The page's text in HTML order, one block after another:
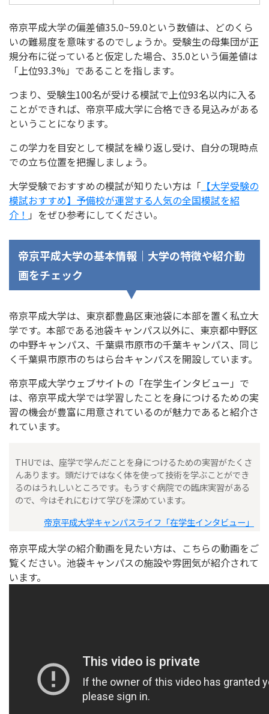
帝京平成大学の偏差値35.0~59.0という数値は、どのくら
いの難易度を意味するのでしょうか。受験生の母集団が正
規分布に従っていると仮定した場合、35.0という偏差値は
「上位93.3%」であることを指します。
つまり、受験生100名が受ける模試で上位93名以内に入る
ことができれば、帝京平成大学に合格できる見込みがある
ということになります。
この学力を目安として模試を繰り返し受け、自分の現時点
での立ち位置を把握しましょう。
大学受験でおすすめの模試が知りたい方は「 【大学受験の
模試おすすめ】予備校が運営する人気の全国模試を紹
介！ 」をぜひ参考にしてください。
帝京平成大学の基本情報｜大学の特徴や紹介動
画をチェック
帝京平成大学は、東京都豊島区東池袋に本部を置く私立大
学です。本部である池袋キャンパス以外に、東京都中野区
の中野キャンパス、千葉県市原市の千葉キャンパス、同じ
く千葉県市原市のちはら台キャンパスを開設しています。
帝京平成大学ウェブサイトの「在学生インタビュー」で
は、帝京平成大学では学習したことを身につけるための実
習の機会が豊富に用意されているのが魅力であると紹介さ
れています。
THUでは、座学で学んだことを身につけるための実習がたくさ
んあります。頭だけではなく体を使って技術を学ぶことができ
るのはうれしいところです。もうすぐ病院での臨床実習がある
ので、今はそれにむけて学びを深めています。
帝京平成大学キャンパスライフ「在学生インタビュー」
帝京平成大学の紹介動画を見たい方は、こちらの動画をご
覧ください。池袋キャンパスの施設や雰囲気が紹介されて
います。